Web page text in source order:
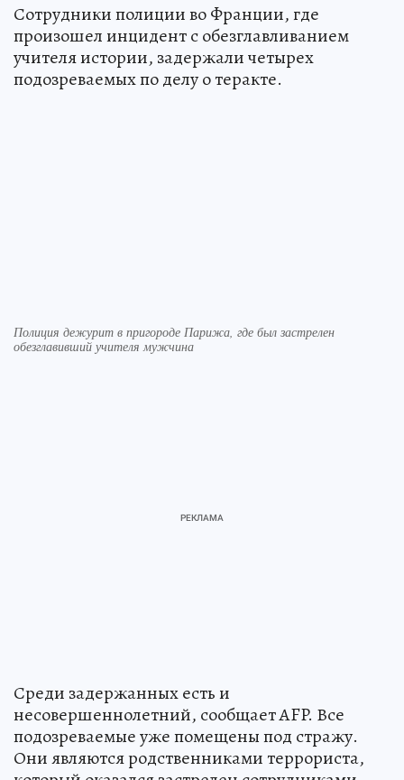
Сотрудники полиции во Франции, где
произошел инцидент с обезглавливанием
учителя истории, задержали четырех
подозреваемых по делу о теракте.
Полиция дежурит в пригороде Парижа, где был застрелен
обезглавивший учителя мужчина
Среди задержанных есть и
несовершеннолетний, сообщает AFP. Все
подозреваемые уже помещены под стражу.
Они являются родственниками террориста,